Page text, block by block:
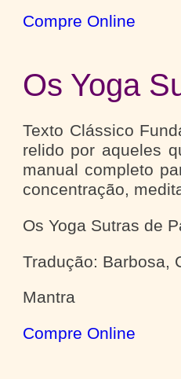
Compre Online
Os Yoga
Texto Clássico
relido por aqueles
manual completo
concentração,
Os Yoga Sutras de
Tradução: Barbosa,
Mantra
Compre Online